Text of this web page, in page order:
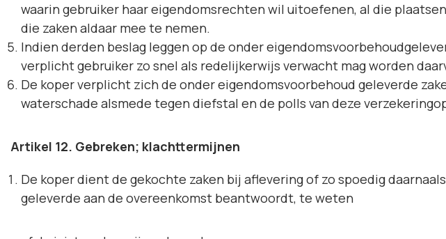
waarin gebruiker haar eigendomsrechten wil uitoefenen, al die
die zaken aldaar mee te nemen.
Indien derden beslag leggen op de onder
verplicht gebruiker zo snel als redelijkerwijs verwacht mag worden
De koper verplicht zich de onder eigendomsvoorbehoud geleverde
waterschade alsmede tegen diefstal en de polls van deze
Artikel 12. Gebreken; klachttermijnen
De koper dient de gekochte zaken bij aflevering of zo spoedig
geleverde aan de overeenkomst beantwoordt, te weten